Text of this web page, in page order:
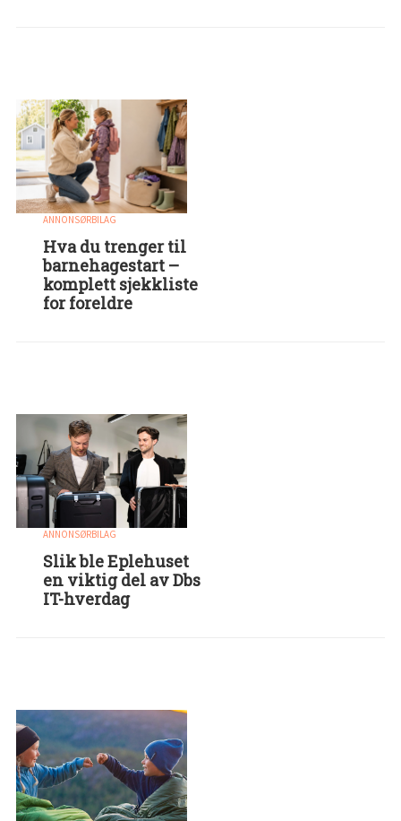
ANNONSØRBILAG
Hva du trenger til
barnehagestart –
komplett sjekkliste
for foreldre
ANNONSØRBILAG
Slik ble Eplehuset
en viktig del av Dbs
IT-hverdag